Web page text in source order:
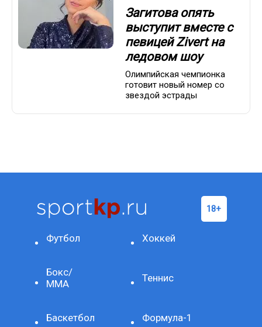
Загитова опять
выступит вместе с
певицей Zivert на
ледовом шоу
Олимпийская чемпионка
готовит новый номер со
звездой эстрады
Футбол Хоккей
Бокс/
ММА
Теннис
Баскетбол Формула-1